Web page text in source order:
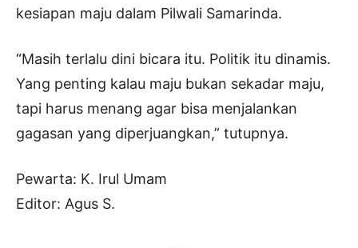
kesiapan maju dalam Pilwali Samarinda.
“Masih terlalu dini bicara itu. Politik itu dinamis.
Yang penting kalau maju bukan sekadar maju,
tapi harus menang agar bisa menjalankan
gagasan yang diperjuangkan,” tutupnya.
Pewarta: K. Irul Umam
Editor: Agus S.